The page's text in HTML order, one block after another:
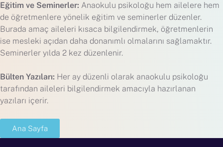
Eğitim ve Seminerler: Anaokulu psikoloğu hem ailelere hem
de öğretmenlere yönelik eğitim ve seminerler düzenler.
Burada amaç aileleri kısaca bilgilendirmek, öğretmenlerin
ise mesleki açıdan daha donanımlı olmalarını sağlamaktır.
Seminerler yılda 2 kez düzenlenir.
Bülten Yazıları: Her ay düzenli olarak anaokulu psikoloğu
tarafından aileleri bilgilendirmek amacıyla hazırlanan
yazıları içerir.
Ana Sayfa